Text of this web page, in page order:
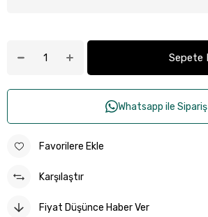
Whatsapp ile Sipariş
Favorilere Ekle
Karşılaştır
Fiyat Düşünce Haber Ver